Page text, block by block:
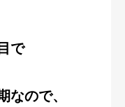
で
なので、